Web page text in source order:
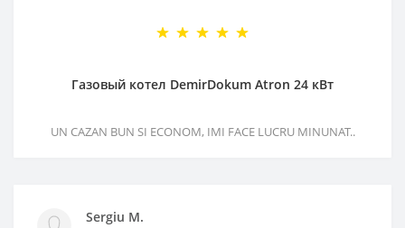
Газовый котел DemirDokum Atron 24 кВт
UN CAZAN BUN SI ECONOM, IMI FACE LUCRU MINUNAT..
Sergiu M.